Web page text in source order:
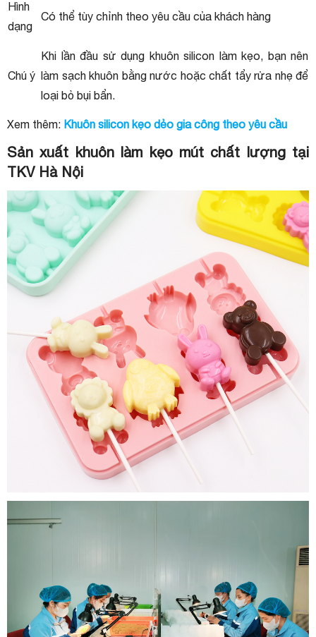
Hình
dạng
Có thể tùy chỉnh theo yêu cầu của khách hàng
Chú ý
Khi lần đầu sử dụng khuôn silicon làm kẹo, bạn nên
làm sạch khuôn bằng nước hoặc chất tẩy rửa nhẹ để
loại bỏ bụi bẩn.
Xem thêm: Khuôn silicon kẹo dẻo gia công theo yêu cầu
Sản xuất khuôn làm kẹo mút chất lượng tại
TKV Hà Nội